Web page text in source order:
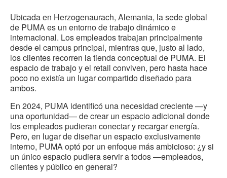
in
Ubicada en Herzogenaurach, Alemania, la sede global
de PUMA es un entorno de trabajo dinámico e
internacional. Los empleados trabajan principalmente
desde el campus principal, mientras que, justo al lado,
los clientes recorren la tienda conceptual de PUMA. El
espacio de trabajo y el retail conviven, pero hasta hace
poco no existía un lugar compartido diseñado para
ambos.
En 2024, PUMA identificó una necesidad creciente —y
una oportunidad— de crear un espacio adicional donde
los empleados pudieran conectar y recargar energía.
Pero, en lugar de diseñar un espacio exclusivamente
interno, PUMA optó por un enfoque más ambicioso: ¿y si
un único espacio pudiera servir a todos —empleados,
clientes y público en general?